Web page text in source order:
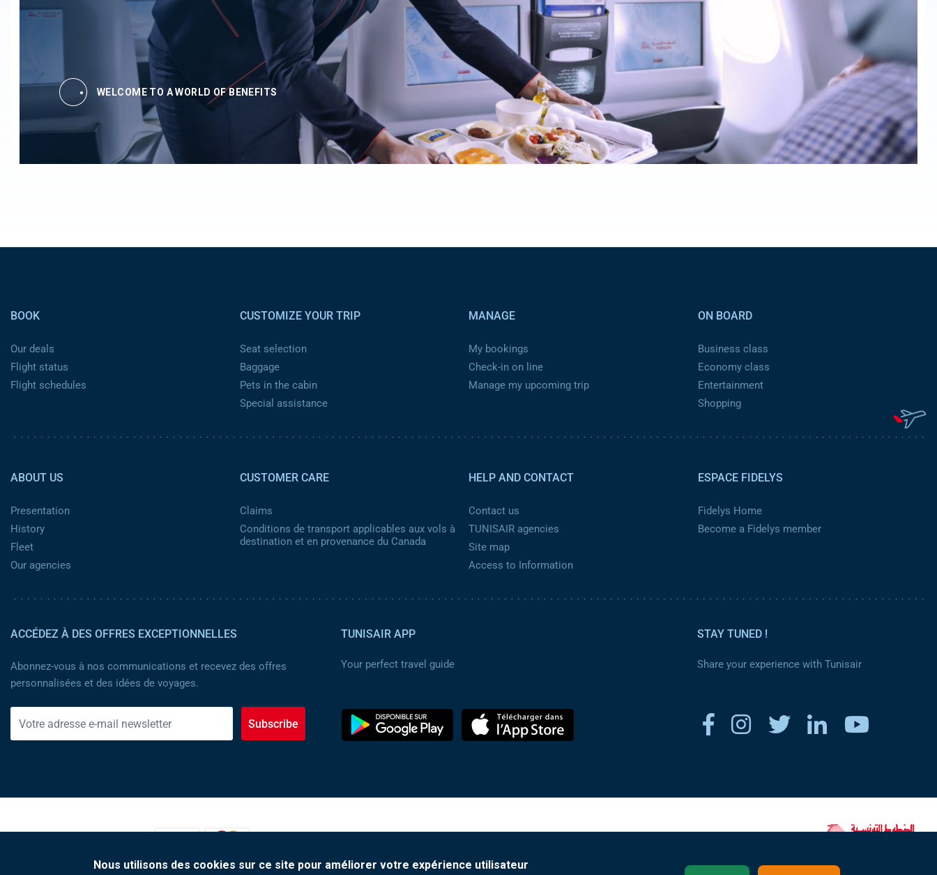
WELCOME TO A WORLD OF BENEFITS
BOOK
Our deals
Flight status
Flight schedules
CUSTOMIZE YOUR TRIP
Seat selection
Baggage
Pets in the cabin
Special assistance
MANAGE
My bookings
Check-in on line
Manage my upcoming trip
ON BOARD
Business class
Economy class
Entertainment
Shopping
ABOUT US
Presentation
History
Fleet
Our agencies
CUSTOMER CARE
Claims
Conditions de transport applicables aux vols à
destination et en provenance du Canada
HELP AND CONTACT
Contact us
TUNISAIR agencies
Site map
Access to Information
ESPACE FIDELYS
Fidelys Home
Become a Fidelys member
ACCÉDEZ À DES OFFRES EXCEPTIONNELLES
Abonnez-vous à nos communications et recevez des offres
personnalisées et des idées de voyages.
Subscribe
TUNISAIR APP
Your perfect travel guide
STAY TUNED !
Share your experience with Tunisair
Nous utilisons des cookies sur ce site pour améliorer votre expérience utilisateur